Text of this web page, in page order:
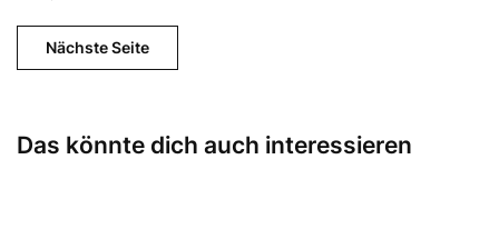
Nächste Seite
Das könnte dich auch interessieren